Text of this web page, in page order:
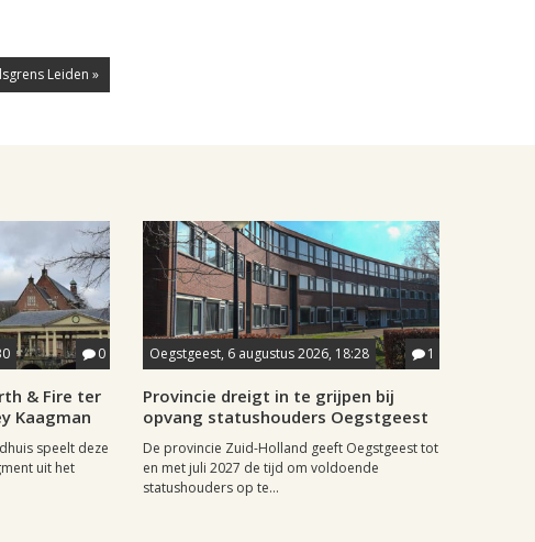
Leiden »
0
& Fire ter
Kaagman
speelt deze
uit het
Oegstgeest, 6 augustus 2026, 18:28 1
Provincie dreigt in te grijpen bij
opvang statushouders Oegstgeest
De provincie Zuid-Holland geeft Oegstgeest tot
en met juli 2027 de tijd om voldoende
statushouders op te...